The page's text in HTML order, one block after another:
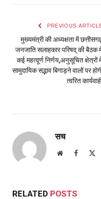
PREVIOUS
मुख्यमंत्री की अध्यक्षता में
जनजाति सलाहकार परिषद् की बैठक
कई महत्वूर्ण निर्णय,अनुसूचित क्षेत्रों
सामुदायिक सद्भाव बिगाड़ने वालों पर
त्वरित
सच
WebsiteFacebook
RELATED POSTS